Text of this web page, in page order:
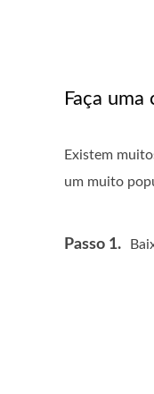
Faça
Existem
um muito
Passo 1.